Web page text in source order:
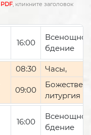
PDF, кликните заголовок
16:00
Всенощное
бдение
08:30 Часы,
09:00
литургия
16:00
Всенощное
бдение